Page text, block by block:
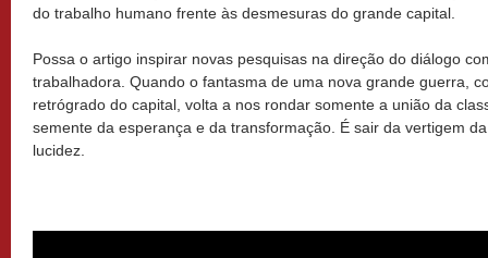
do trabalho humano frente às desmesuras do grande capital.
Possa o artigo inspirar novas pesquisas na direção do diálogo
trabalhadora. Quando o fantasma de uma nova grande guerra,
retrógrado do capital, volta a nos rondar somente a união da
semente da esperança e da transformação. É sair da vertigem
lucidez.